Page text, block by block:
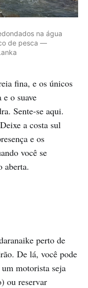
na água
de pesca —
fina, e os únicos
e o suave
Sente-se aqui.
a costa sul
e os
você se
aberta.
perto de
De lá, você pode
motorista seja
ou reservar